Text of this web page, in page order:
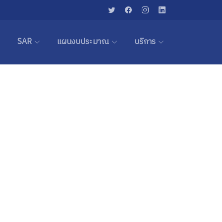
SAR แผนงบประมาณ บริการ